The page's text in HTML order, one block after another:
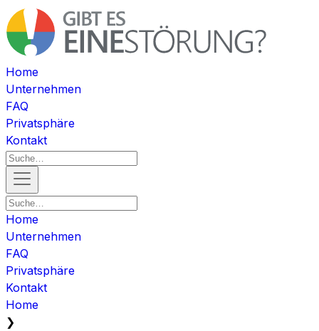
Home
Unternehmen
FAQ
Privatsphäre
Kontakt
Home
Unternehmen
FAQ
Privatsphäre
Kontakt
Home
❯